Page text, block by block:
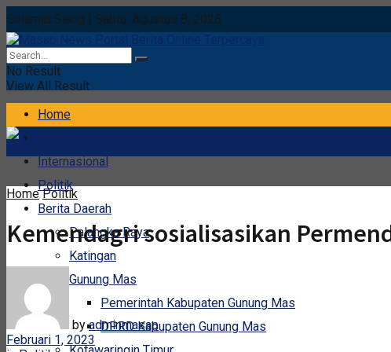
Selamat Siang | Sabtu, Agustus 8, 2026
No Result
View All Result
Home
Internasional
Politik
Berita Daerah
Palangka Raya
Katingan
Gunung Mas
Pemerintah Kabupaten Gunung Mas
DPRD Kabupaten Gunung Mas
Home Politik
Kemendagri sosialisasikan
by adminmasap
Februari 1, 2023